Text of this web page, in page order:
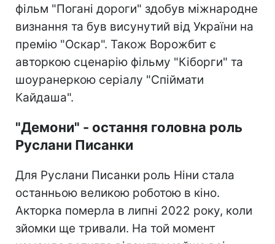
фільм "Погані дороги" здобув міжнародне
визнання та був висунутий від України на
премію "Оскар". Також Ворожбит є
авторкою сценарію фільму "Кіборги" та
шоуранеркою серіалу "Спіймати
Кайдаша".
"Демони" - остання головна роль
Руслани Писанки
Для Руслани Писанки роль Ніни стала
останньою великою роботою в кіно.
Акторка померла в липні 2022 року, коли
зйомки ще тривали. На той момент